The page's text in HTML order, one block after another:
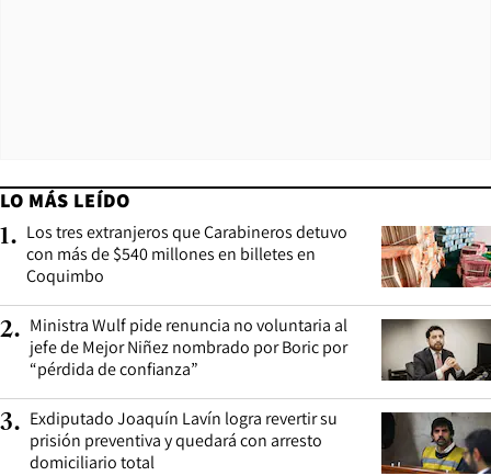
LO MÁS LEÍDO
1. Los tres extranjeros que Carabineros detuvo
con más de $540 millones en billetes en
Coquimbo
2. Ministra Wulf pide renuncia no voluntaria al
jefe de Mejor Niñez nombrado por Boric por
“pérdida de confianza”
3. Exdiputado Joaquín Lavín logra revertir su
prisión preventiva y quedará con arresto
domiciliario total